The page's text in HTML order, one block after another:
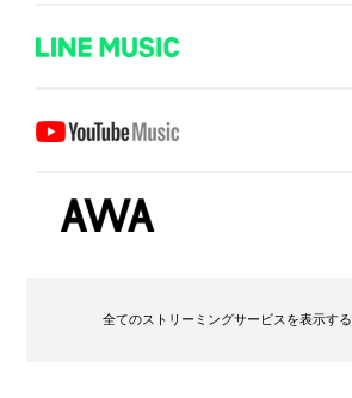
全てのストリーミングサービスを表示する